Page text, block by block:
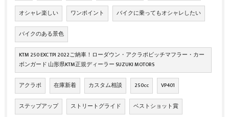
オシャレ楽しい ワンポイント バイクに乗ってもオシャレしたい
バイクのある景色
KTM 250 EXC TPI 2022ご納車！ローダウン・アクラポビッチマフラー・カー
ボンガード 山形県KTM正規ディーラー SUZUKI MOTORS
アクラポ 在庫新着 カスタム相談 250cc VP401
ステップアップ ストリートグライド ベストショット賞